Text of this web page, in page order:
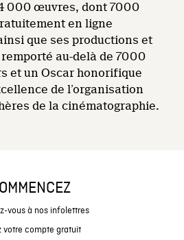
000 œuvres, dont 7000
en ligne
que ses productions et
au-delà de 7000
et un Oscar honorifique
de l’organisation
de la cinématographie.
vous à nos infolettres
votre compte gratuit